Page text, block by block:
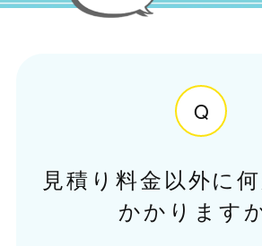
Q
見積り料金以外に
かかります